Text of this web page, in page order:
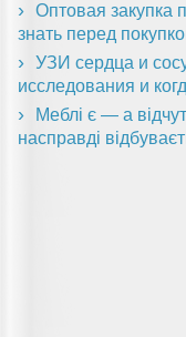
Оптовая закупка
знать перед
УЗИ сердца и
исследования и
Меблі є — а
насправді